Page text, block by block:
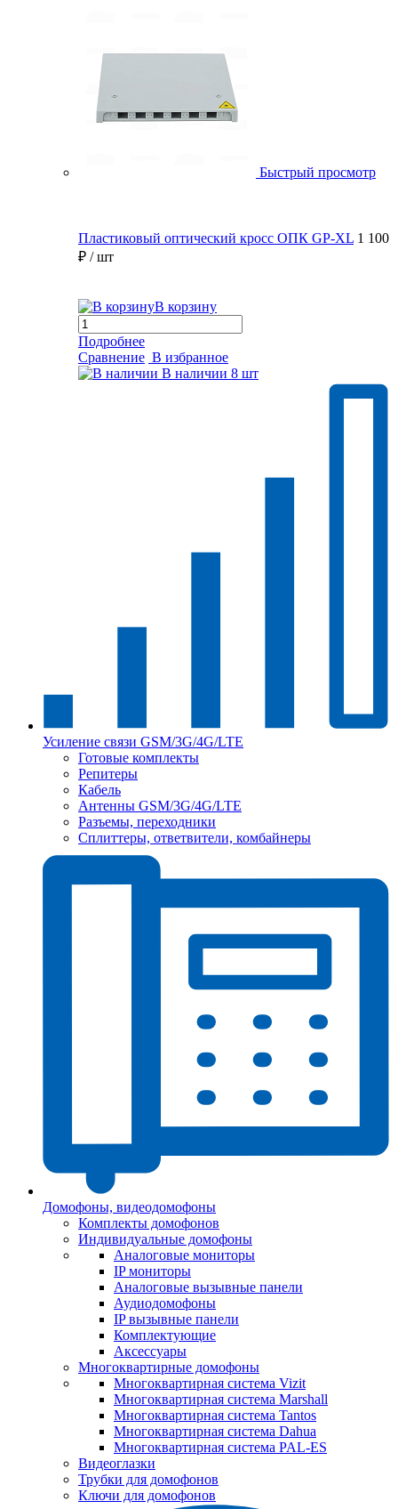
Быстрый просмотр
Пластиковый оптический кросс ОПК GP-XL 1 100
₽ / шт
В корзину
Подробнее
Сравнение В избранное
В наличии 8 шт
Усиление связи GSM/3G/4G/LTE
Готовые комплекты
Репитеры
Кабель
Антенны GSM/3G/4G/LTE
Разъемы, переходники
Сплиттеры, ответвители, комбайнеры
Домофоны, видеодомофоны
Комплекты домофонов
Индивидуальные домофоны
Аналоговые мониторы
IP мониторы
Аналоговые вызывные панели
Аудиодомофоны
IP вызывные панели
Комплектующие
Аксессуары
Многоквартирные домофоны
Многоквартирная система Vizit
Многоквартирная система Marshall
Многоквартирная система Tantos
Многоквартирная система Dahua
Многоквартирная система PAL-ES
Видеоглазки
Трубки для домофонов
Ключи для домофонов